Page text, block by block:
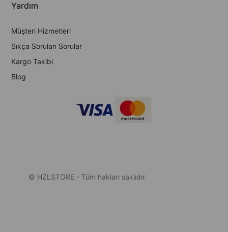
Yardım
Müşteri Hizmetleri
Sıkça Sorulan Sorular
Kargo Takibi
Blog
© HZLSTORE - Tüm hakları saklıdır.